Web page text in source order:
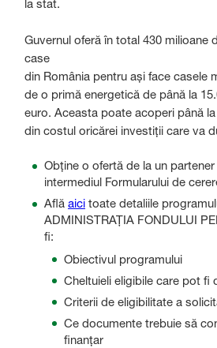
la stat.
Guvernul oferă în total 430 milioane
case
din România pentru ași face casele
de o primă energetică de până la
euro. Aceasta poate acoperi până
din costul oricărei investiții care va
Obține o ofertă de la un
intermediul Formularului de
Află aici toate detaliile
ADMINISTRAȚIA FONDULUI
fi:
Obiectivul programului
Cheltuieli eligibile care pot fi
Criterii de eligibilitate a
Ce documente trebuie să
finanțar